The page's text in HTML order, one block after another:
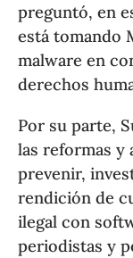
preguntó, en
está tomando
malware en
derechos
Por su parte,
las reformas y
prevenir,
rendición de
ilegal con
periodistas y